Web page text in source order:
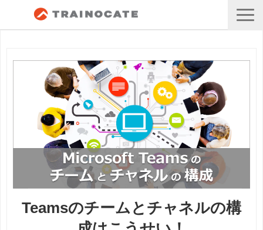
Teamsのチームとチャネルの構